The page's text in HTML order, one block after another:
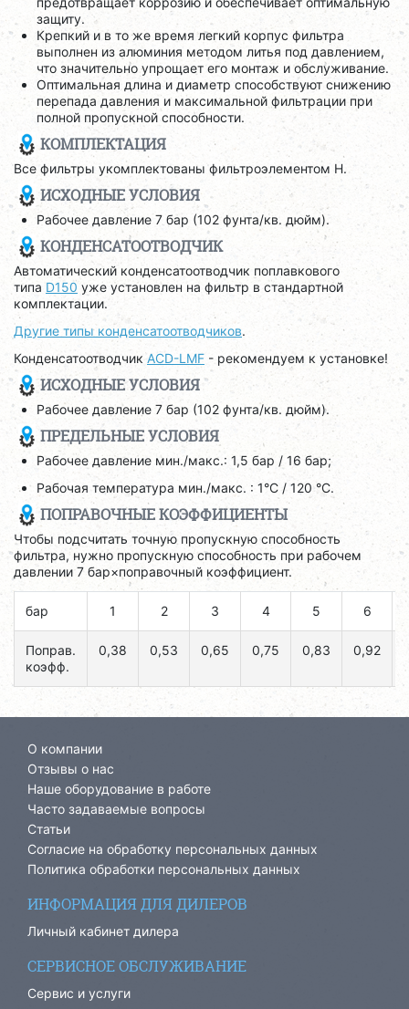
защиту.
Крепкий и в то же время легкий корпус фильтра
выполнен из алюминия методом литья под давлением,
что значительно упрощает его монтаж и обслуживание.
Оптимальная длина и диаметр способствуют снижению
перепада давления и максимальной фильтрации при
полной пропускной способности.
КОМПЛЕКТАЦИЯ
Все фильтры укомплектованы фильтроэлементом H.
ИСХОДНЫЕ УСЛОВИЯ
Рабочее давление 7 бар (102 фунта/кв. дюйм).
КОНДЕНСАТООТВОДЧИК
Автоматический конденсатоотводчик поплавкового
типа D150 уже установлен на фильтр в стандартной
комплектации.
Другие типы конденсатоотводчиков.
КонденсатоотводчикACD-LMF - рекомендуем к установке!
ИСХОДНЫЕ УСЛОВИЯ
Рабочее давление 7 бар (102 фунта/кв. дюйм).
ПРЕДЕЛЬНЫЕ УСЛОВИЯ
Рабочее давление мин./макс.: 1,5 бар / 16 бар;
Рабочая температура мин./макс. : 1°C / 120 °C.
ПОПРАВОЧНЫЕ КОЭФФИЦИЕНТЫ
Чтобы подсчитать точную пропускную способность
фильтра, нужно пропускную способность при рабочем
давлении 7 бар×поправочный коэффициент.
бар 1 2 3 4 5 6
Поправ.
коэфф.
0,38 0,53 0,65 0,75 0,83 0,92
О компании
Отзывы о нас
Наше оборудование в работе
Часто задаваемые вопросы
Статьи
Согласие на обработку персональных данных
Политика обработки персональных данных
ИНФОРМАЦИЯ ДЛЯ ДИЛЕРОВ
Личный кабинет дилера
СЕРВИСНОЕ ОБСЛУЖИВАНИЕ
Сервис и услуги